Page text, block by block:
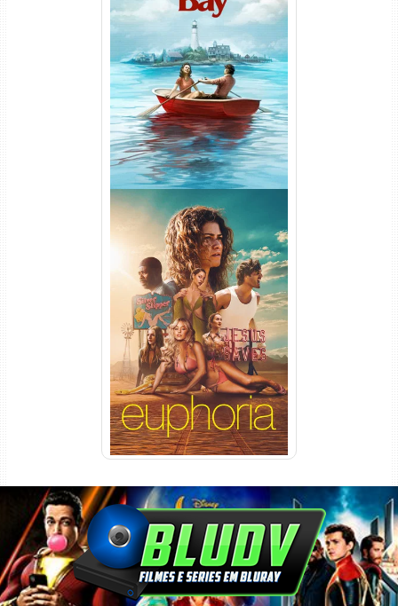
O Segredo de Widow’s Bay
1ª Temporada Torrent (2026)
WEB-DL 1080p Dual Áudio
Euphoria 3ª Temporada
Torrent (2026) WEB-DL 1080p
Dual Áudio